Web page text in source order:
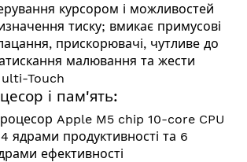
курсором і можливостей
тиску; вмикає примусові
прискорювачі, чутливе до
малювання та жести
Touch
і пам'ять:
Apple M5 chip 10-core CPU
ядрами продуктивності та 6
ефективності